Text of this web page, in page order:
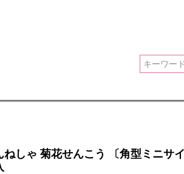
ねしゃ 菊花せんこう 〔角型ミニサ